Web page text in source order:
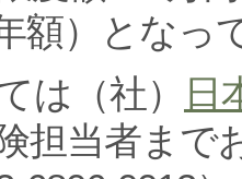
額）となっ
は（社）
日
担当者まで